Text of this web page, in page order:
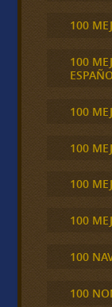
100
100
100
100
100
100
100
100